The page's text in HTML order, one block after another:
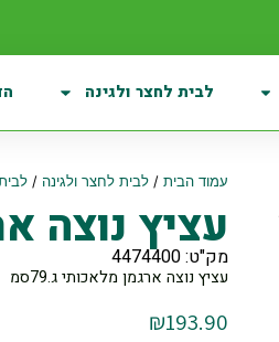
לבית לחצר ולגינה
עמוד הבית /לבית לחצר ולגינה /
עציץ נוצה
מק"ט: 4474400
עציץ נוצה ארגמן מלאכותי ג.79סמ
₪193.90